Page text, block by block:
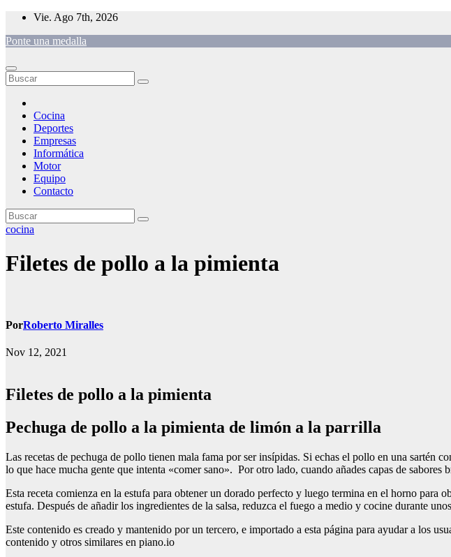
Saltar
contenido
Vie. Ago 7th, 2026
Ponte una medalla
Cocina
Deportes
Empresas
Informática
Motor
Equipo
Contacto
cocina
Filetes de pollo a la pimienta
PorRoberto Miralles
Nov 12, 2021
Filetes de pollo a la pimienta
Pechuga de pollo a la pimienta de limón a la parrilla
Las recetas de pechuga de pollo tienen mala fama por ser insípidas. Si echas el pollo en una sartén
lo que hace mucha gente que intenta «comer sano». Por otro lado, cuando añades capas de
Esta receta comienza en la estufa para obtener un dorado perfecto y luego termina en el horno para
estufa. Después de añadir los ingredientes de la salsa, reduzca el fuego a medio y cocine durante
Este contenido es creado y mantenido por un tercero, e importado a esta página para ayudar a los
contenido y otros similares en piano.io